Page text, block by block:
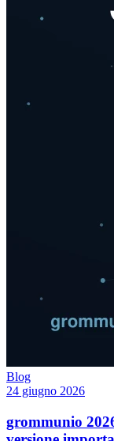
Blog
24 giugno 2026
grommunio